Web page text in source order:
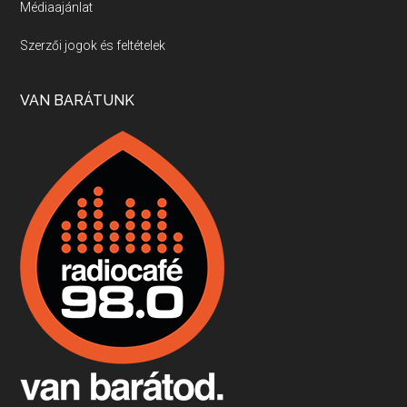
Villány, kékfrankos, Jackfall
Apr 17, 2026 • 00:35:38
Boston, teadélután, bab és homár
Apr 9, 2026 • 00:37:17
Fermentáljunk, a testünk meghálálja!
Apr 3, 2026 • 00:36:07
Médiaajánlat
Szerzői jogok és feltételek
VAN BARÁTUNK